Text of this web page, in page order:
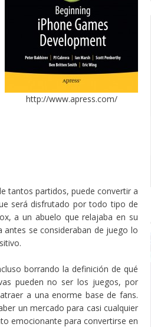
http://www.apress.com/
tantos partidos, puede convertir a
será disfrutado por todo tipo de
a un abuelo que relajaba en su
antes se consideraban de juego lo
borrando la definición de qué
pueden no ser los juegos, por
a una enorme base de fans.
un mercado para casi cualquier
emocionante para convertirse en